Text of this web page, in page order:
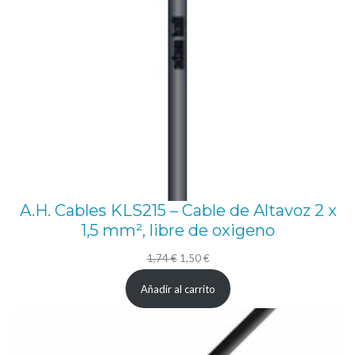
A.H. Cables KLS215 – Cable de Altavoz 2 x
1,5 mm², libre de oxigeno
1,74€ El1,50€El
precio
actual
1,50 €.
Añadir al carrito